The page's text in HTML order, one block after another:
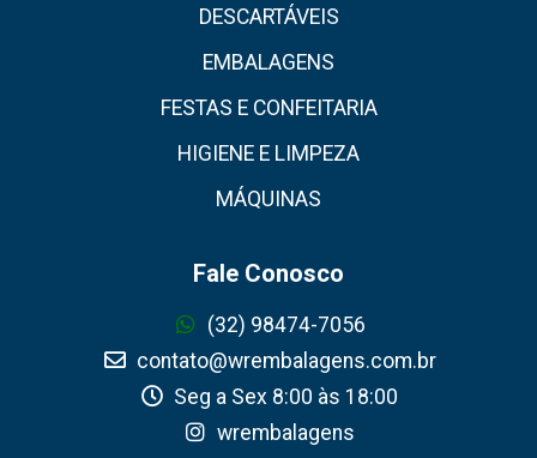
DESCARTÁVEIS
EMBALAGENS
FESTAS E CONFEITARIA
HIGIENE E LIMPEZA
MÁQUINAS
Fale Conosco
(32) 98474-7056
contato@wrembalagens.com.br
Seg a Sex 8:00 às 18:00
wrembalagens